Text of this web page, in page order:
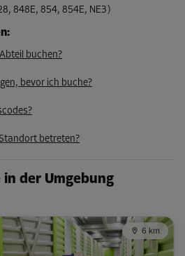
848E, 854, 854E, NE3)
:
buchen?
bevor ich buche?
betreten?
der Umgebung
6 km